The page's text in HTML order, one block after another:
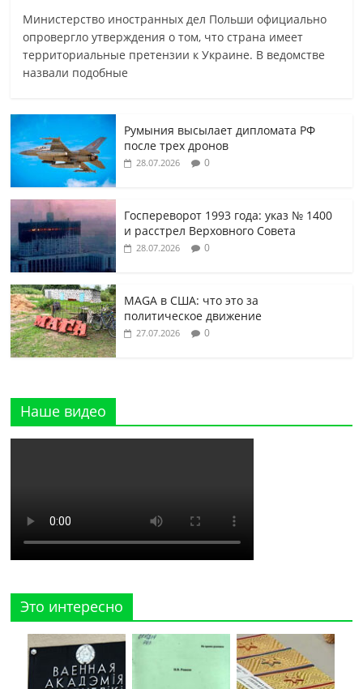
Министерство иностранных дел Польши официально
опровергло утверждения о том, что страна имеет
территориальные претензии к Украине. В ведомстве
назвали подобные
Румыния высылает дипломата РФ
после трех дронов
28.07.2026 0
Госпереворот 1993 года: указ № 1400
и расстрел Верховного Совета
28.07.2026 0
MAGA в США: что это за
политическое движение
27.07.2026 0
Наше видео
Это интересно